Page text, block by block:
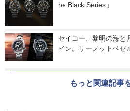
he Black Series」
セイコー、黎明の海と
イン。サーメットベゼ
もっと関連記事